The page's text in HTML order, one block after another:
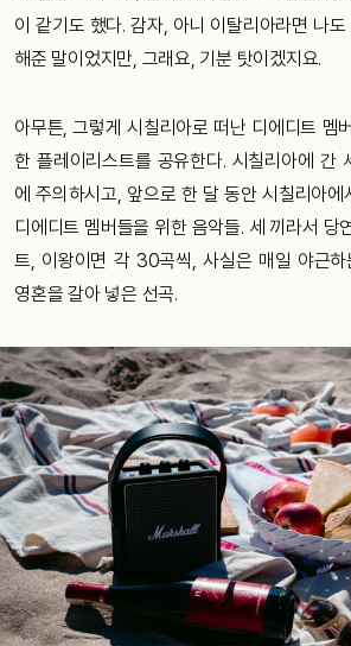
이 같기도 했다. 감자, 아니 이탈리아라면 나
해준 말이었지만, 그래요, 기분 탓이겠지요.
아무튼, 그렇게 시칠리아로 떠난 디에디트 멤
한 플레이리스트를 공유한다. 시칠리아에 간
에 주의하시고, 앞으로 한 달 동안 시칠리아
디에디트 멤버들을 위한 음악들. 세 끼라서 당
트, 이왕이면 각 30곡씩, 사실은 매일 야근
영혼을 갈아 넣은 선곡.